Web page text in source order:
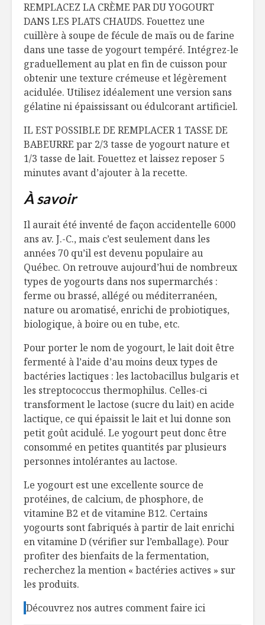
REMPLACEZ LA CRÈME PAR DU YOGOURT
DANS LES PLATS CHAUDS. Fouettez une
cuillère à soupe de fécule de maïs ou de farine
dans une tasse de yogourt tempéré. Intégrez-le
graduellement au plat en fin de cuisson pour
obtenir une texture crémeuse et légèrement
acidulée. Utilisez idéalement une version sans
gélatine ni épaississant ou édulcorant artificiel.
IL EST POSSIBLE DE REMPLACER 1 TASSE DE
BABEURRE par 2/3 tasse de yogourt nature et
1/3 tasse de lait. Fouettez et laissez reposer 5
minutes avant d’ajouter à la recette.
À savoir
Il aurait été inventé de façon accidentelle 6000
ans av. J.-C., mais c’est seulement dans les
années 70 qu’il est devenu populaire au
Québec. On retrouve aujourd’hui de nombreux
types de yogourts dans nos supermarchés :
ferme ou brassé, allégé ou méditerranéen,
nature ou aromatisé, enrichi de probiotiques,
biologique, à boire ou en tube, etc.
Pour porter le nom de yogourt, le lait doit être
fermenté à l’aide d’au moins deux types de
bactéries lactiques : les lactobacillus bulgaris et
les streptococcus thermophilus. Celles-ci
transforment le lactose (sucre du lait) en acide
lactique, ce qui épaissit le lait et lui donne son
petit goût acidulé. Le yogourt peut donc être
consommé en petites quantités par plusieurs
personnes intolérantes au lactose.
Le yogourt est une excellente source de
protéines, de calcium, de phosphore, de
vitamine B2 et de vitamine B12. Certains
yogourts sont fabriqués à partir de lait enrichi
en vitamine D (vérifier sur l’emballage). Pour
profiter des bienfaits de la fermentation,
recherchez la mention « bactéries actives » sur
les produits.
Découvrez nos autres comment faire ici